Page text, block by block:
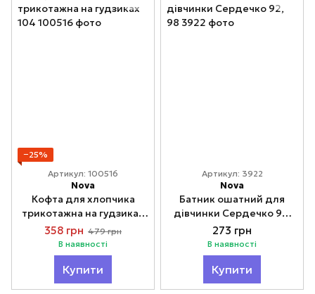
−25%
Артикул: 100516
Nova
Кофта для хлопчика
трикотажна на гудзиках
104
358 грн 479 грн
В наявності
Купити
Артикул: 3922
Nova
Батник ошатний для
дівчинки Сердечко 92,
98
273 грн
В наявності
Купити